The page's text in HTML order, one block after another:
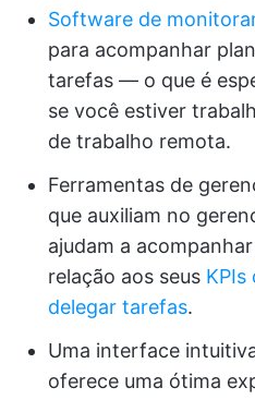
Software de
para acompanhar
tarefas — o que é
se você estiver
de trabalho remota.
Ferramentas de
que auxiliam no
ajudam a
relação aos seus KPIs
delegar tarefas.
Uma interface
oferece uma ótima